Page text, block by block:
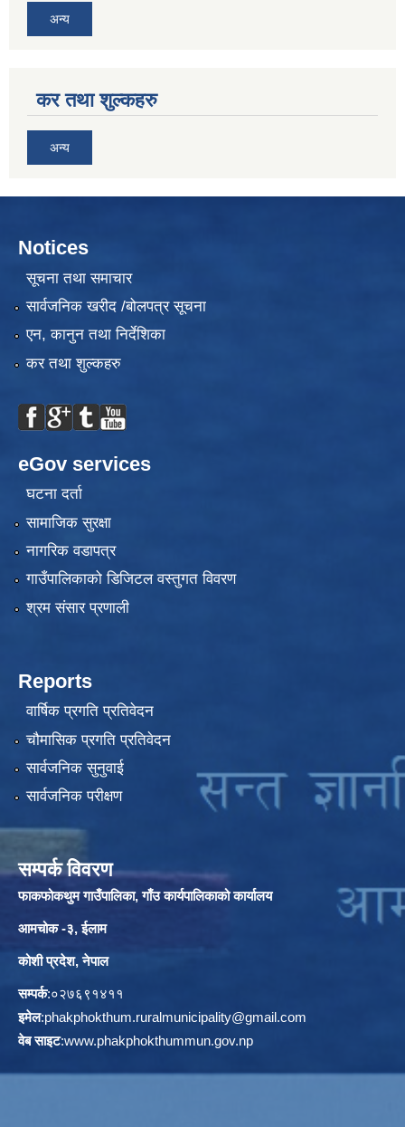
अन्य
कर तथा शुल्कहरु
अन्य
Notices
सूचना तथा समाचार
सार्वजनिक खरीद /बोलपत्र सूचना
एन, कानुन तथा निर्देशिका
कर तथा शुल्कहरु
eGov services
घटना दर्ता
सामाजिक सुरक्षा
नागरिक वडापत्र
गाउँपालिकाको डिजिटल वस्तुगत विवरण
श्रम संसार प्रणाली
Reports
वार्षिक प्रगति प्रतिवेदन
चौमासिक प्रगति प्रतिवेदन
सार्वजनिक सुनुवाई
सार्वजनिक परीक्षण
सम्पर्क विवरण
फाकफोकथुम गाउँपालिका, गाँउ कार्यपालिकाको कार्यालय
आमचोक -३, ईलाम
कोशी प्रदेश, नेपाल
सम्पर्क:०२७६९१४११
इमेल:phakphokthum.ruralmunicipality@gmail.com
वेब साइट:www.phakphokthummun.gov.np